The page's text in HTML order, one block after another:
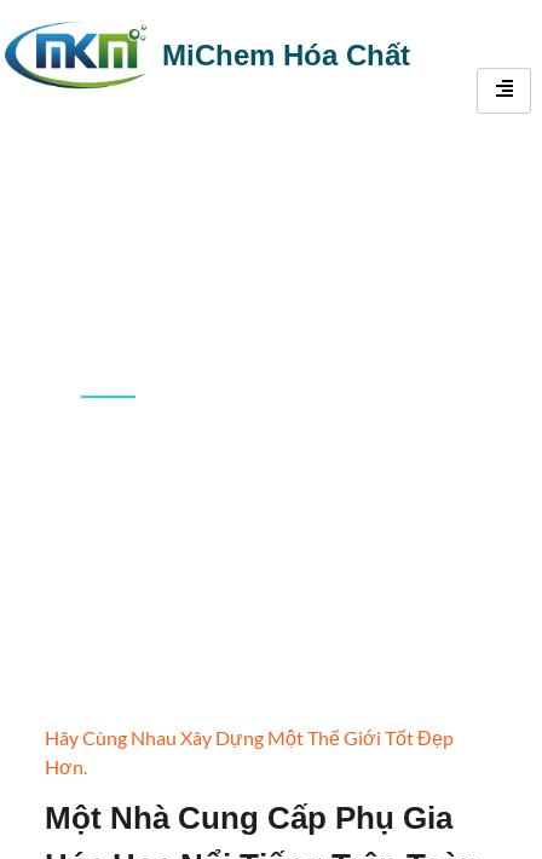
MiChem Hóa Chất
Hãy Cùng Nhau Xây Dựng Một Thế Giới Tốt Đẹp
Hơn.
Một Nhà Cung Cấp Phụ Gia